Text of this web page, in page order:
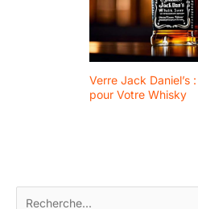
Verre Jack Daniel’s
pour Votre Whisky